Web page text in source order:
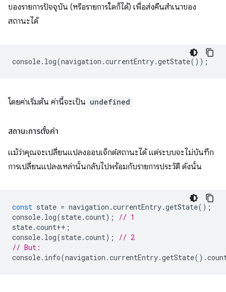
ของรายการปัจจุบัน (หรือรายการใดก็ได้) เพื่อส่งคืนสำเนาของ
สถานะได้
console. log(navigation .currentEntry.getState());
โดยค่าเริ่มต้น ค่านี้จะเป็น undefined
สถานะการตั้งค่า
แม้ว่าคุณจะเปลี่ยนแปลงออบเจ็กต์สถานะได้ แต่ระบบจะไม่บันทึก
การเปลี่ยนแปลงเหล่านั้นกลับไปพร้อมกับรายการประวัติ ดังนั้น
const state = navigation .currentEntry.getState();
console. log(state.count);
// 1
state.count++ ;
console. log(state.count);
// 2
// But:
console. info(navigation .currentEntry.getState().